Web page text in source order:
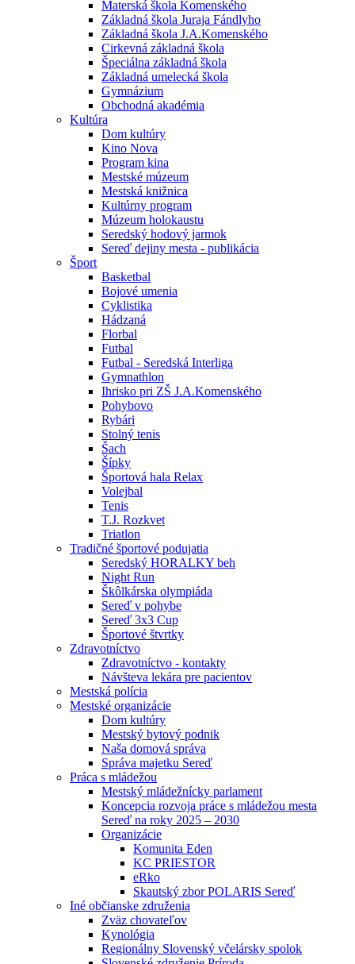
Materská škola Komenského
Základná škola Juraja Fándlyho
Základná škola J.A.Komenského
Cirkevná základná škola
Špeciálna základná škola
Základná umelecká škola
Gymnázium
Obchodná akadémia
Kultúra
Dom kultúry
Kino Nova
Program kina
Mestské múzeum
Mestská knižnica
Kultúrny program
Múzeum holokaustu
Seredský hodový jarmok
Sereď dejiny mesta - publikácia
Šport
Basketbal
Bojové umenia
Cyklistika
Hádzaná
Florbal
Futbal
Futbal - Seredská Interliga
Gymnathlon
Ihrisko pri ZŠ J.A.Komenského
Pohybovo
Rybári
Stolný tenis
Šach
Šípky
Športová hala Relax
Volejbal
Tenis
T.J. Rozkvet
Triatlon
Tradičné športové podujatia
Seredský HORALKY beh
Night Run
Škôlkárska olympiáda
Sereď v pohybe
Sereď 3x3 Cup
Športové štvrtky
Zdravotníctvo
Zdravotníctvo - kontakty
Návšteva lekára pre pacientov
Mestská polícia
Mestské organizácie
Dom kultúry
Mestský bytový podnik
Naša domová správa
Správa majetku Sereď
Práca s mládežou
Mestský mládežnícky parlament
Koncepcia rozvoja práce s mládežou mesta
Sereď na roky 2025 – 2030
Organizácie
Komunita Eden
KC PRIESTOR
eRko
Skautský zbor POLARIS Sereď
Iné občianske združenia
Zväz chovateľov
Kynológia
Regionálny Slovenský včelársky spolok